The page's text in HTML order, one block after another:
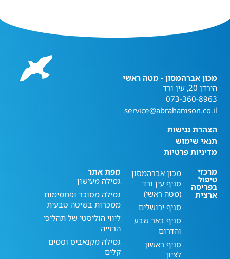
מכון אברהמסון - מטה ראשי
הירדן 20, עין ורד
073-360-8963
service@abrahamson.co.il
הצהרת נגישות
תנאי שימוש
מדיניות פרטיות
מרכזי
טיפול
בפריסה
ארצית
מכון אברהמסון
סניף עין ורד
(מטה ראשי)
סניף ירושלים
סניף באר שבע
והדרום
סניף ראשון
לציון
מפת אתר
גמילה מעישון
גמילה מסוכר ופחמימות
ממכרות בשיטה טבעית
ליווי הוליסטי של תהליכי
הרזייה
גמילה מקנאביס וסמים
קלים